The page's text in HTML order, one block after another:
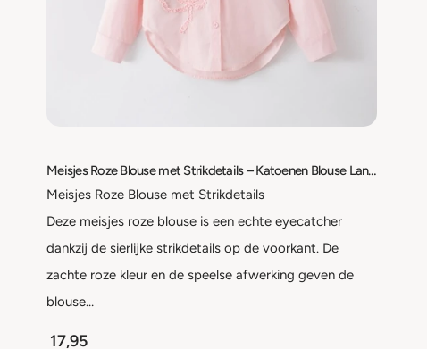
Meisjes Roze Blouse met Strikdetails – Katoenen Blouse Lange Mouw – Maat 98/104 t/m 158/164
Meisjes Roze Blouse met Strikdetails
Deze meisjes roze blouse is een echte eyecatcher
dankzij de sierlijke strikdetails op de voorkant. De
zachte roze kleur en de speelse afwerking geven de
blouse…
17,95